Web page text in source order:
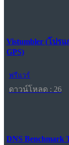
Vistumbler (โปร
GPS)
ฟรีแวร์
ดาวน์โหลด : 26
DNS Benchmark